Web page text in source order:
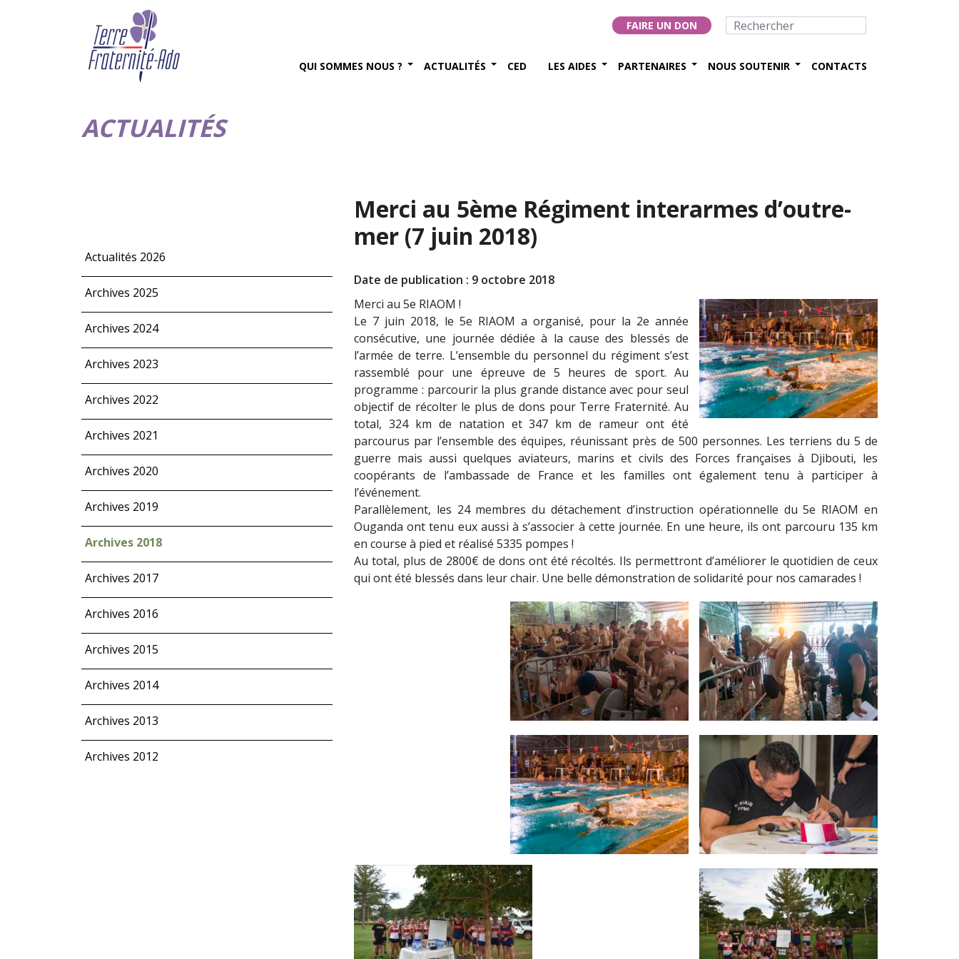
FAIRE UN DON
QUI SOMMES NOUS ? ACTUALITÉS CED LES AIDES PARTENAIRES NOUS SOUTENIR CONTACTS
ACTUALITÉS
Actualités 2026
Archives 2025
Archives 2024
Archives 2023
Archives 2022
Archives 2021
Archives 2020
Archives 2019
Archives 2018
Archives 2017
Archives 2016
Archives 2015
Archives 2014
Archives 2013
Archives 2012
Merci au 5ème Régiment interarmes d’outre-
mer (7 juin 2018)
Date de publication : 9 octobre 2018
Merci au 5e RIAOM !
Le 7 juin 2018, le 5e RIAOM a organisé, pour la 2e année
consécutive, une journée dédiée à la cause des blessés de
l’armée de terre. L’ensemble du personnel du régiment s’est
rassemblé pour une épreuve de 5 heures de sport. Au
programme : parcourir la plus grande distance avec pour seul
objectif de récolter le plus de dons pour Terre Fraternité. Au
total, 324 km de natation et 347 km de rameur ont été
parcourus par l’ensemble des équipes, réunissant près de 500 personnes. Les terriens du 5 de
guerre mais aussi quelques aviateurs, marins et civils des Forces françaises à Djibouti, les
coopérants de l’ambassade de France et les familles ont également tenu à participer à
l’événement.
Parallèlement, les 24 membres du détachement d’instruction opérationnelle du 5e RIAOM en
Ouganda ont tenu eux aussi à s’associer à cette journée. En une heure, ils ont parcouru 135 km
en course à pied et réalisé 5335 pompes !
Au total, plus de 2800€ de dons ont été récoltés. Ils permettront d’améliorer le quotidien de ceux
qui ont été blessés dans leur chair. Une belle démonstration de solidarité pour nos camarades !